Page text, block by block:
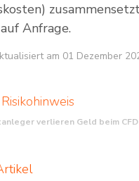
Anfrage.
am 01 Dezember
verlieren Geld beim
ein hohes Risiko für Ihr